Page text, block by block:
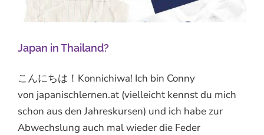
Japan in Thailand?
こんにちは！Konnichiwa! Ich bin Conny
von japanischlernen.at (vielleicht kennst du mich
schon aus den Jahreskursen) und ich habe zur
Abwechslung auch mal wieder die Feder